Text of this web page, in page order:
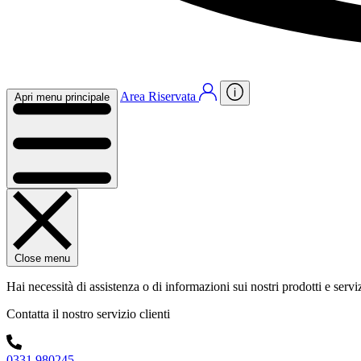
Apri menu principale Area Riservata
Close menu
Hai necessità di assistenza o di informazioni sui nostri prodotti e
Contatta il nostro servizio clienti